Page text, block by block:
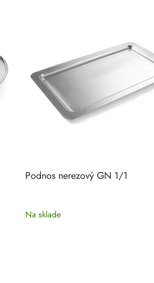
Podnos nerezový GN 1/1
Na sklade